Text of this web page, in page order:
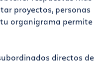
proyectos, personas
organigrama permite
directos de